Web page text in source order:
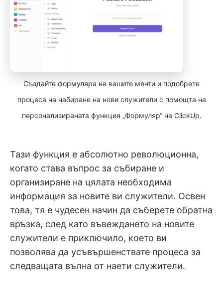
Създайте формуляра на вашите мечти и подобрете
процеса на набиране на нови служители с помощта на
персонализираната функция „Формуляр“ на ClickUp.
Тази функция е абсолютно революционна,
когато става въпрос за събиране и
организиране на цялата необходима
информация за новите ви служители. Освен
това, тя е чудесен начин да съберете обратна
връзка, след като въвеждането на новите
служители е приключило, което ви
позволява да усъвършенствате процеса за
следващата вълна от наети служители.